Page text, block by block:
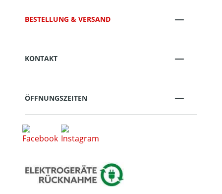
BESTELLUNG & VERSAND
KONTAKT
ÖFFNUNGSZEITEN